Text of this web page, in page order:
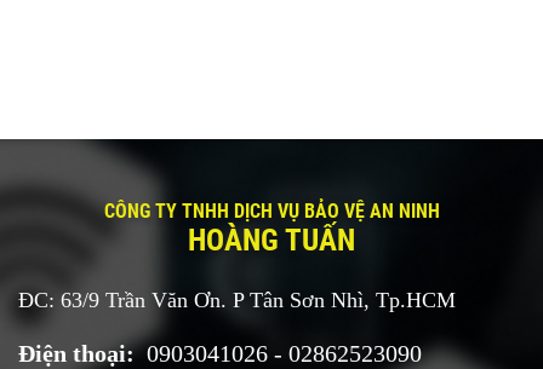
CÔNG TY TNHH DỊCH VỤ BẢO VỆ AN NINH
HOÀNG TUẤN
ĐC: 63/9 Trần Văn Ơn. P Tân Sơn Nhì, Tp.HCM
Điện thoại:0903041026 - 02862523090